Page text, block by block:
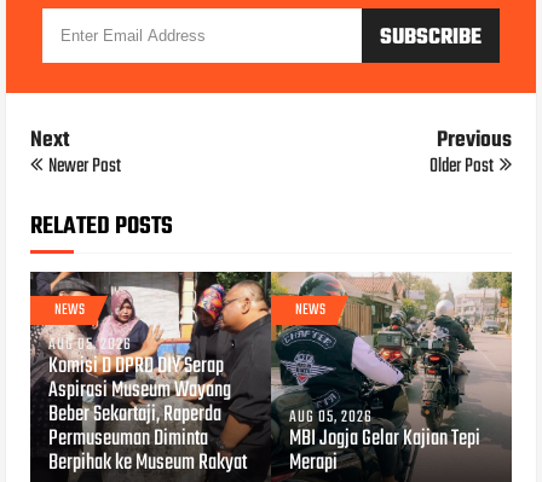
Next
Newer Post
Previous
Older Post
RELATED POSTS
NEWS
AUG 05, 2026
Komisi D DPRD DIY Serap
Aspirasi Museum Wayang
Beber Sekartaji, Raperda
Permuseuman Diminta
Berpihak ke Museum Rakyat
NEWS
AUG 05, 2026
MBI Jogja Gelar Kajian Tepi
Merapi